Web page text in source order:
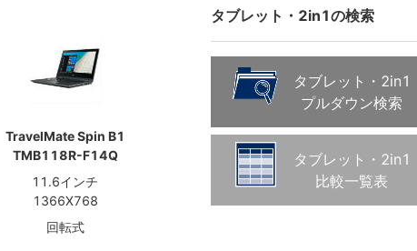
TravelMate Spin B1
TMB118R-F14Q
11.6インチ
1366X768
回転式
タブレット・2in1の検索
タブレット・2in1
プルダウン検索
タブレット・2in1
比較一覧表